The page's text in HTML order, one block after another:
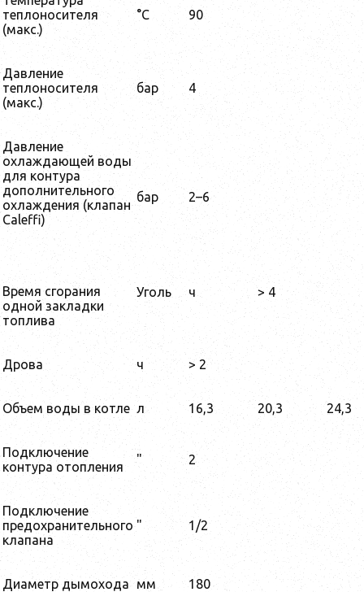
теплоносителя
(макс.)
°С 90
Давление
теплоносителя
(макс.)
бар 4
Давление
охлаждающей воды
для контура
дополнительного
охлаждения (клапан
Caleffi)
бар 2–6
Время сгорания
одной закладки
топлива
Уголь ч > 4
Дрова ч > 2
Объем воды в котле л 16,3 20,3 24,3
Подключение
контура отопления
" 2
Подключение
предохранительного
клапана
" 1/2
Диаметр дымохода мм 180